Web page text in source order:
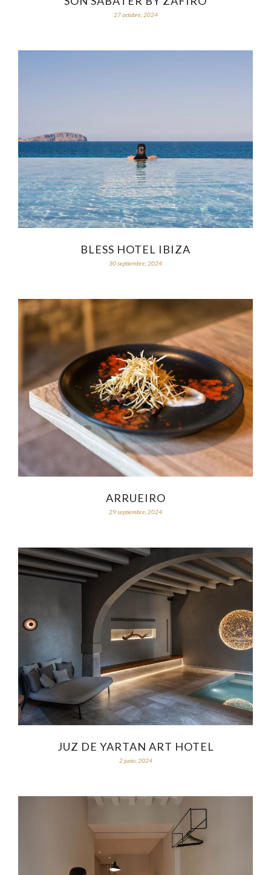
27 octubre, 2024
BLESS HOTEL IBIZA
30 septiembre, 2024
ARRUEIRO
29 septiembre, 2024
JUZ DE YARTAN ART HOTEL
2 junio, 2024